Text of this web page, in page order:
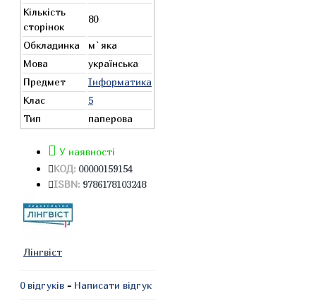
Кількість
сторінок
80
Обкладинка
м`яка
Мова
українська
Предмет
Інформатика
Клас
5
Тип
паперова
У наявності
КОД: 00000159154
ISBN: 9786178103248
Лінгвіст
0 відгуків - Написати відгук